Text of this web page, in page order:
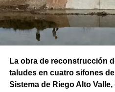
La obra de reconstrucción
taludes en cuatro sifones
Sistema de Riego Alto